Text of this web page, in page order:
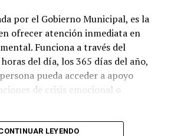
destacó el trabajo técnico y
solventar las observaciones del
garantizar la validez del
comunes. “Estamos listos
una fórmula fuerte, con perfiles
que sabrán gobernar bien. Lo
que esta alianza fue referente
por el Gobierno Municipal, es la
ofrecer atención inmediata en
Funciona a través del
del día, los 365 días del año,
pueda acceder a apoyo
de crisis emocional o
departamento de Atención
LEYENDO